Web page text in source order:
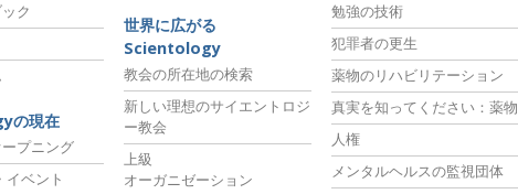
ク
の現在
プニング
ベント
世界に広がる
Scientology
教会の所在地の検索
新しい理想のサイエントロジ
ー教会
上級
オーガニゼーション
勉強の技術
犯罪者の更生
薬物のリハビリテーション
真実を知ってください：薬物
人権
メンタルヘルスの監視団体